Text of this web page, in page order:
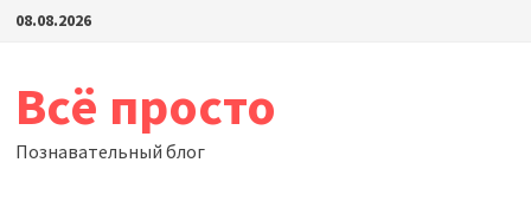
Перейти
08.08.2026
Всё просто
Познавательный блог